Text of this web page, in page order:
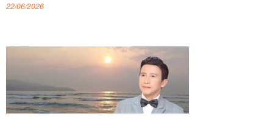
22/06/2026